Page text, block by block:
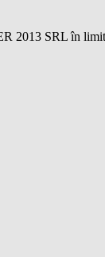
2013 SRL în